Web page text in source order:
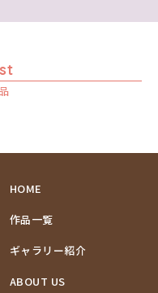
HOME
作品一覧
ギャラリー紹介
ABOUT US